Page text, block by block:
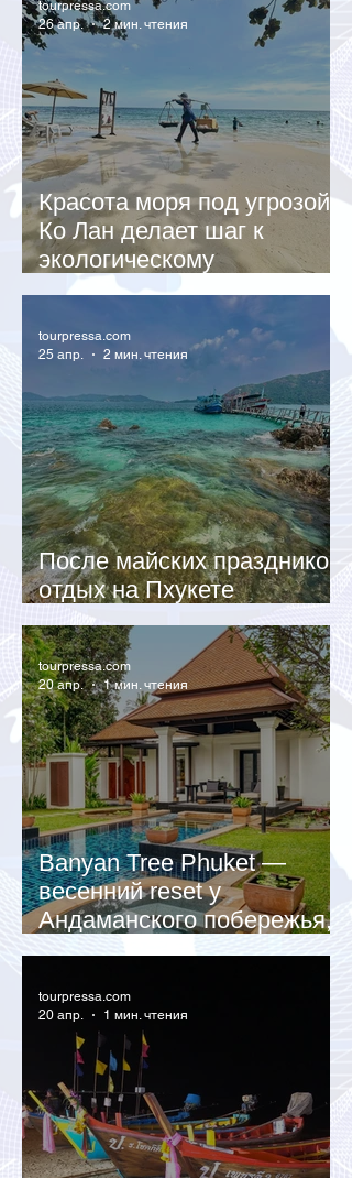
Красота моря под угрозой:
Ко Лан делает шаг к
экологическому
восстановлению
tourpressa.com
26 апр.
2 мин. чтения
После майских праздников
отдых на Пхукете
дешевеет до 40%
tourpressa.com
25 апр.
2 мин. чтения
Banyan Tree Phuket —
весенний reset у
Андаманского побережья,
Таиланд
tourpressa.com
20 апр.
1 мин. чтения
tourpressa.com
20 апр.
1 мин. чтения